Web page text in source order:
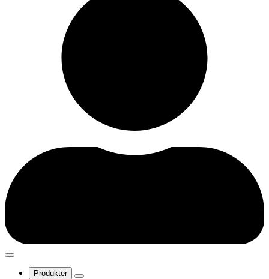
Produkter